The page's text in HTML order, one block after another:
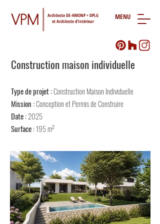
Architecte DE-HMONP = DPLG
et Architecte d'Intérieur
MENU
Construction maison individuelle
Type de projet :Construction Maison Individuelle
Mission :Conception et Permis de Construire
Date :2025
Surface :195 m²